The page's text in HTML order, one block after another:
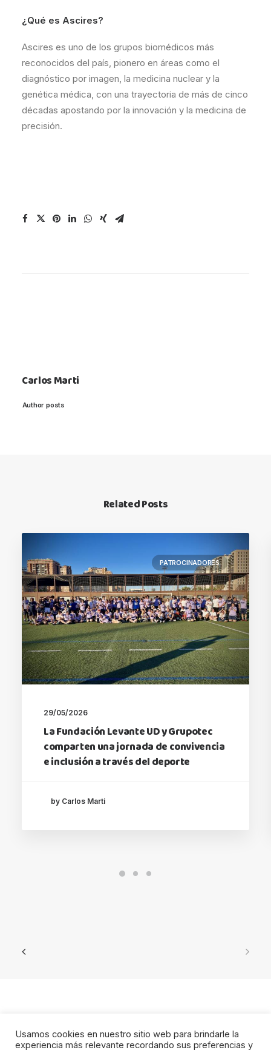
¿Qué es Ascires?
Ascires es uno de los grupos biomédicos más
reconocidos del país, pionero en áreas como el
diagnóstico por imagen, la medicina nuclear y la
genética médica, con una trayectoria de más de cinco
décadas apostando por la innovación y la medicina de
precisión.
Carlos Marti
Author posts
Related Posts
PATROCINADORES
29/05/2026
La Fundación Levante UD y Grupotec
comparten una jornada de convivencia
e inclusión a través del deporte
by Carlos Marti
Usamos cookies en nuestro sitio web para brindarle la
experiencia más relevante recordando sus preferencias y